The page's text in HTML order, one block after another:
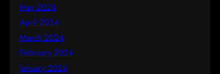
May 2024
April 2024
March 2024
February 2024
January 2024